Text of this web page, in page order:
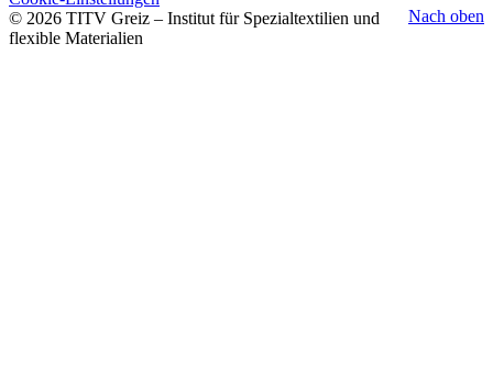
Nach oben
© 2026 TITV Greiz – Institut für Spezialtextilien und
flexible Materialien